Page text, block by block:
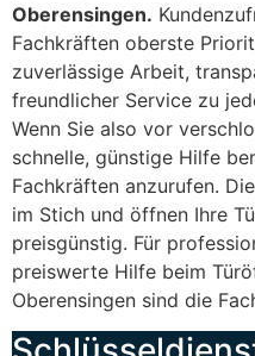
Oberensingen.
Fachkräften oberste
zuverlässige Arbeit,
freundlicher Service zu
Wenn Sie also vor
schnelle, günstige Hilfe
Fachkräften anzurufen.
im Stich und öffnen Ihre
preisgünstig. Für
preiswerte Hilfe beim
Oberensingen sind die